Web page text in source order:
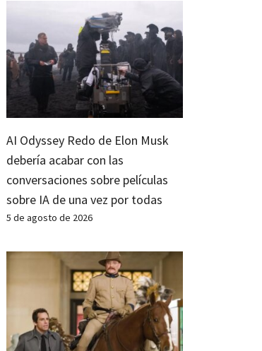
AI Odyssey Redo de Elon Musk
debería acabar con las
conversaciones sobre películas
sobre IA de una vez por todas
5 de agosto de 2026